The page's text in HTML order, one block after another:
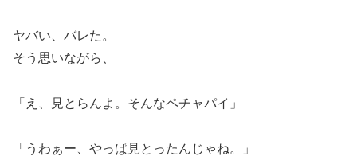
ヤバい、バレた。
そう思いながら、
「え、見とらんよ。そんなペチャパイ」
「うわぁー、やっぱ見とったんじゃね。」